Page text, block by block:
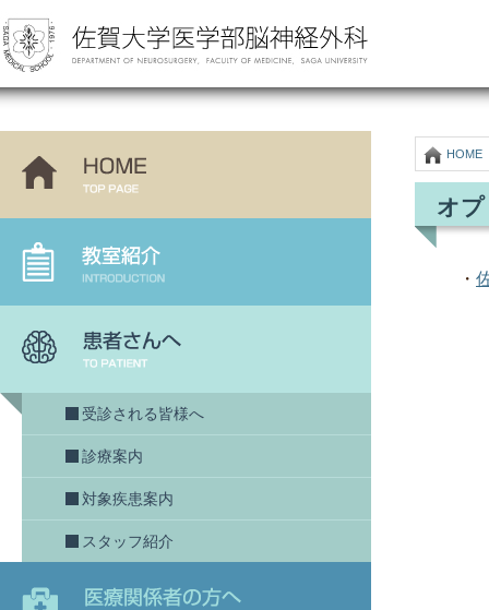
HOME
オ
・
受診される皆様へ
診療案内
対象疾患案内
スタッフ紹介